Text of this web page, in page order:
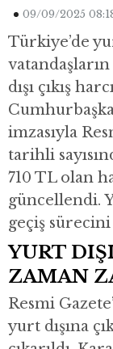
09/09/2025
Türkiye’de
dışı çıkış
imzasıyla
tarihli
710 TL olan
güncellendi.
geçiş
YURT
ZAMAN
Resmi
yurt dışına